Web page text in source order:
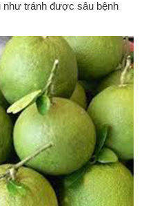
như tránh được sâu bệnh